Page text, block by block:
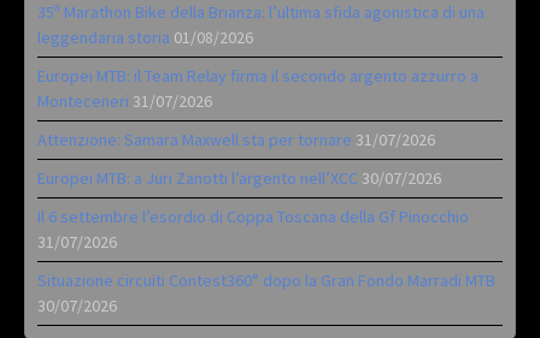
35ª Marathon Bike della Brianza: l’ultima sfida agonistica di una
leggendaria storia 01/08/2026
Europei MTB: il Team Relay firma il secondo argento azzurro a
Monteceneri 31/07/2026
Attenzione: Samara Maxwell sta per tornare 31/07/2026
Europei MTB: a Juri Zanotti l’argento nell’XCC 30/07/2026
Il 6 settembre l’esordio di Coppa Toscana della Gf Pinocchio
31/07/2026
Situazione circuiti Contest360° dopo la Gran Fondo Marradi MTB
30/07/2026